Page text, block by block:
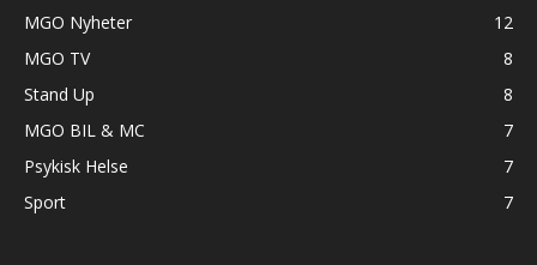
MGO Nyheter
12
MGO TV
8
Stand Up
8
MGO BIL & MC
7
Psykisk Helse
7
Sport
7